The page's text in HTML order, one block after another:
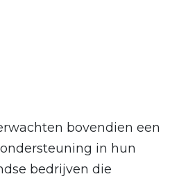
bovendien een
in hun
bedrijven die